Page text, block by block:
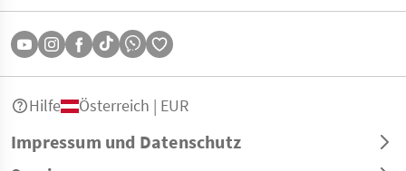
Impressum und Datenschutz
Hilfe Österreich | EUR